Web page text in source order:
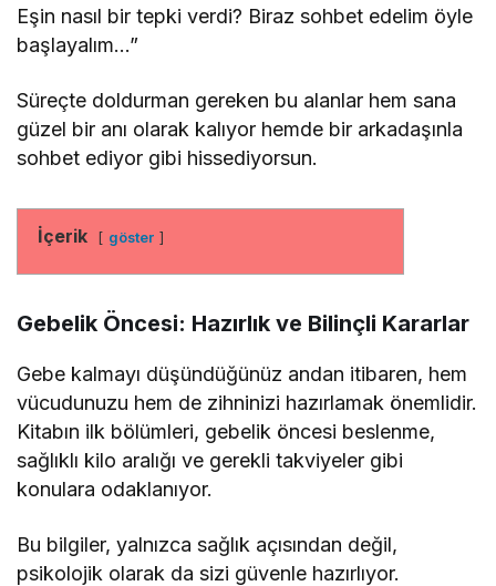
Eşin nasıl bir tepki verdi? Biraz sohbet edelim öyle
başlayalım…”
Süreçte doldurman gereken bu alanlar hem sana
güzel bir anı olarak kalıyor hemde bir arkadaşınla
sohbet ediyor gibi hissediyorsun.
İçerik göster
Gebelik Öncesi: Hazırlık ve Bilinçli Kararlar
Gebe kalmayı düşündüğünüz andan itibaren, hem
vücudunuzu hem de zihninizi hazırlamak önemlidir.
Kitabın ilk bölümleri, gebelik öncesi beslenme,
sağlıklı kilo aralığı ve gerekli takviyeler gibi
konulara odaklanıyor.
Bu bilgiler, yalnızca sağlık açısından değil,
psikolojik olarak da sizi güvenle hazırlıyor.